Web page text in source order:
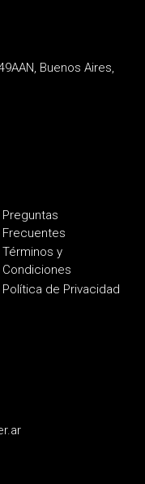
Buenos Aires,
Preguntas
Frecuentes
Términos y
Condiciones
Política de Privacidad